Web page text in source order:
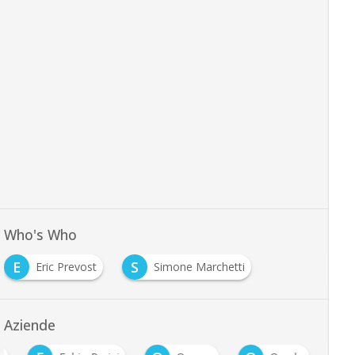
Who's Who
E
Eric Prevost S Simone Marchetti
Aziende